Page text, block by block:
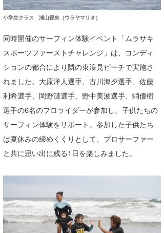
小学生クラス 浦山裡央（ウラヤマリオ）
同時開催のサーフィン体験イベント「ムラサキ
スポーツファーストチャレンジ」は、コンディ
ションの都合により隣の東浪見ビーチで実施さ
れました。大原洋人選手、古川海夕選手、佐藤
利希選手、岡野漣選手、野中美波選手、蛸優樹
選手の6名のプロライダーが参加し、子供たちの
サーフィン体験をサポート。参加した子供たち
は夏休みの締めくくりとして、プロサーファー
と共に思い出に残る1日を楽しみました。